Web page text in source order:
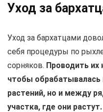
Уход за
Уход за бархатцами
себя процедуры по
сорняков. Проводить их
чтобы обрабатывалась
растений, но и между
участка, где они растут.